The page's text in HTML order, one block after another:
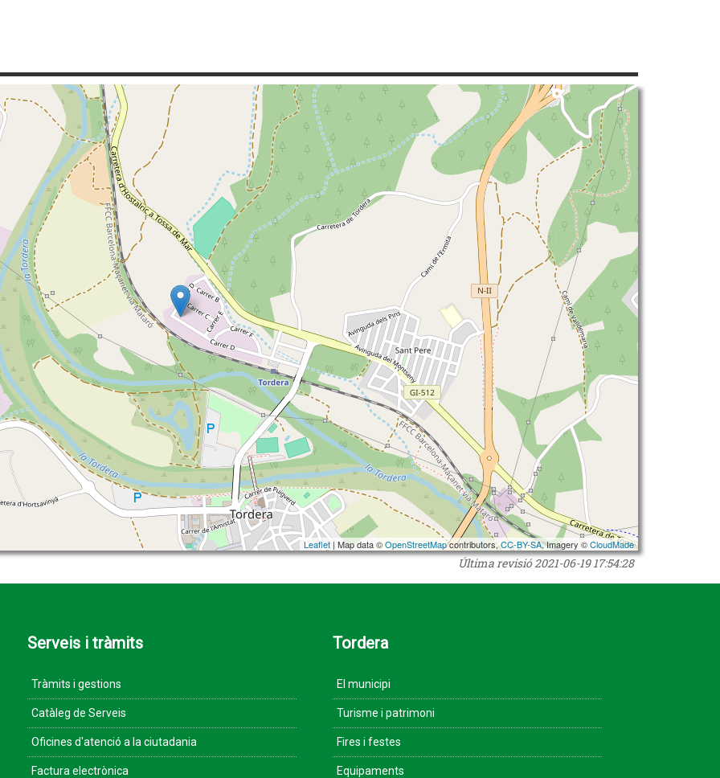
Leaflet | Map data ©OpenStreetMapcontributors,CC-BY-SA, Imagery ©CloudMade
Última revisió2021-06-19 17:54:28
Serveis i tràmits
Tràmits i gestions
Catàleg de Serveis
Oficines d'atenció a la ciutadania
Factura electrònica
Tordera
El municipi
Turisme i patrimoni
Fires i festes
Equipaments